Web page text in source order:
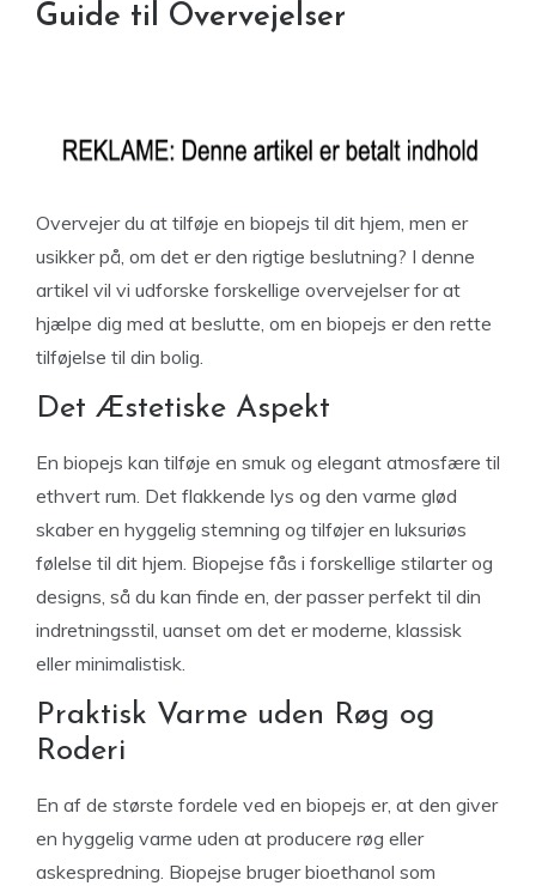
Guide til Overvejelser
Overvejer du at tilføje en biopejs til dit hjem, men er
usikker på, om det er den rigtige beslutning? I denne
artikel vil vi udforske forskellige overvejelser for at
hjælpe dig med at beslutte, om en biopejs er den rette
tilføjelse til din bolig.
Det Æstetiske Aspekt
En biopejs kan tilføje en smuk og elegant atmosfære til
ethvert rum. Det flakkende lys og den varme glød
skaber en hyggelig stemning og tilføjer en luksuriøs
følelse til dit hjem. Biopejse fås i forskellige stilarter og
designs, så du kan finde en, der passer perfekt til din
indretningsstil, uanset om det er moderne, klassisk
eller minimalistisk.
Praktisk Varme uden Røg og
Roderi
En af de største fordele ved en biopejs er, at den giver
en hyggelig varme uden at producere røg eller
askespredning. Biopejse bruger bioethanol som